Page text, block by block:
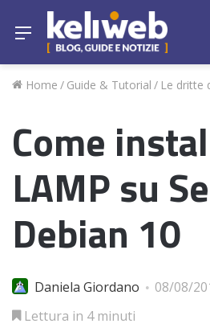
Menu
Home / Guide & Tutorial / Le dritte
Come
LAMP su
Debian 10
Daniela Giordano 08/08/
Lettura in 4 minuti